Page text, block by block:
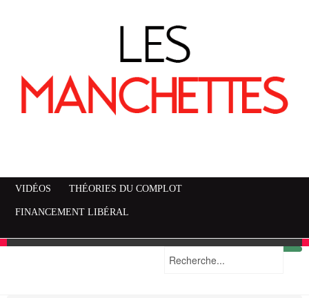
VIDÉOS THÉORIES DU COMPLOT
FINANCEMENT LIBÉRAL